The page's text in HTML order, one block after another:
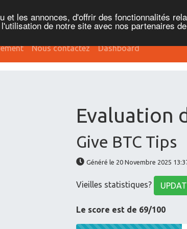
et les annonces, d'offrir des fonctionnalités
de notre site avec nos partenaires
Nous contactez Dashboard
Evaluation
Give BTC Tips
Généré le 20 Novembre 2025
Vieilles statistiques?
Le score est de 69/100